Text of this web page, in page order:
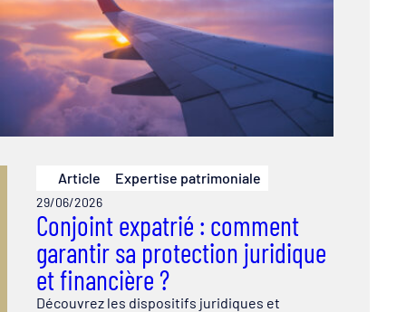
Article Expertise patrimoniale
29/06/2026
Conjoint expatrié : comment
garantir sa protection juridique
et financière ?
Découvrez les dispositifs juridiques et